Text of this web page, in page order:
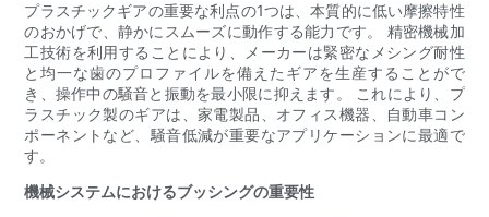
プラスチックギアの重要な利点の1つは、本質的に低い摩擦特性
のおかげで、静かにスムーズに動作する能力です。 精密機械加
工技術を利用することにより、メーカーは緊密なメシング耐性
と均一な歯のプロファイルを備えたギアを生産することがで
き、操作中の騒音と振動を最小限に抑えます。 これにより、プ
ラスチック製のギアは、家電製品、オフィス機器、自動車コン
ポーネントなど、騒音低減が重要なアプリケーションに最適で
す。
機械システムにおけるブッシングの重要性